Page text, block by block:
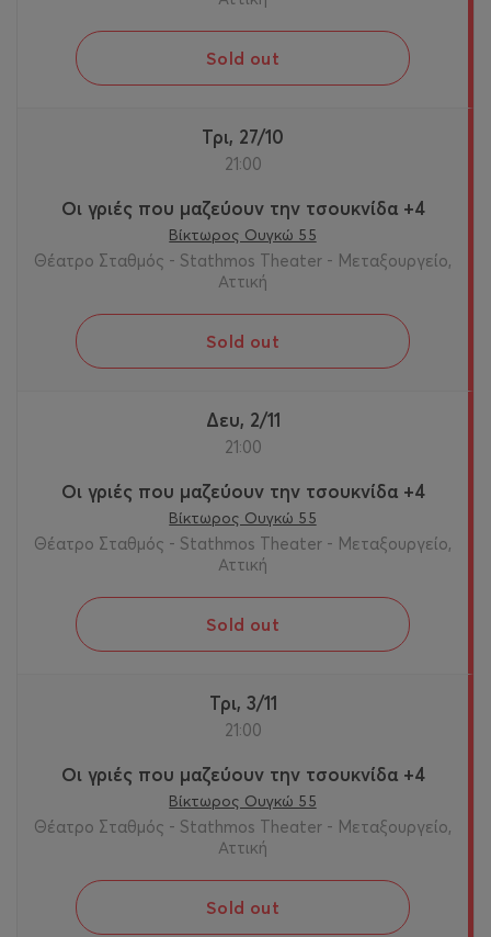
Sold out
Τρι, 27/10
21:00
Οι γριές που μαζεύουν την τσουκνίδα +4
Βίκτωρος Ουγκώ 55
Θέατρο Σταθμός - Stathmos Theater - Μεταξουργείο,
Αττική
Sold out
Δευ, 2/11
21:00
Οι γριές που μαζεύουν την τσουκνίδα +4
Βίκτωρος Ουγκώ 55
Θέατρο Σταθμός - Stathmos Theater - Μεταξουργείο,
Αττική
Sold out
Τρι, 3/11
21:00
Οι γριές που μαζεύουν την τσουκνίδα +4
Βίκτωρος Ουγκώ 55
Θέατρο Σταθμός - Stathmos Theater - Μεταξουργείο,
Αττική
Sold out